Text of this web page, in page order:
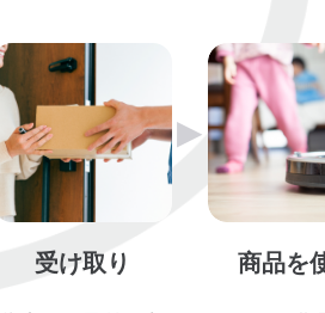
受け取り
▶︎
商品を